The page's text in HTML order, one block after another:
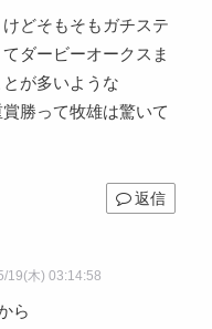
どそもそもガチステ
ダービーオークスま
が多いような
勝って牧雄は驚いて
返信
19(木) 03:14:58
ら